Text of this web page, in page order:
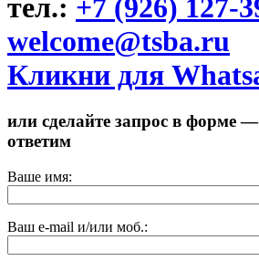
тел.: +7 (926) 127-
welcome@tsba.ru
Кликни для
или сделайте запрос в форме
ответим
Ваше имя:
Ваш e-mail и/или моб.: